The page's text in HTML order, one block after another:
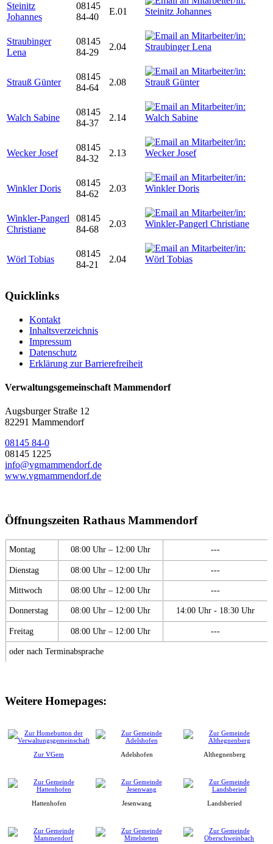
Steinitz
Johannes
08145
84-40
E.01
Straubinger
Lena
08145
84-29
2.04
Strauß Günter
08145
84-64
2.08
Walch Sabine
08145
84-37
2.14
Wecker Josef
08145
84-32
2.13
Winkler Doris
08145
84-62
2.03
Winkler-Pangerl
Christiane
08145
84-68
2.03
Wörl Tobias
08145
84-21
2.04
Quicklinks
Kontakt
Inhaltsverzeichnis
Impressum
Datenschutz
Erklärung zur Barrierefreiheit
Verwaltungsgemeinschaft Mammendorf
Augsburger Straße 12
82291 Mammendorf
08145 84-0
08145 1225
info@vgmammendorf.de
www.vgmammendorf.de
Öffnungszeiten Rathaus Mammendorf
Montag 08:00 Uhr – 12:00 Uhr ---
Dienstag 08:00 Uhr – 12:00 Uhr ---
Mittwoch 08:00 Uhr – 12:00 Uhr ---
Donnerstag 08:00 Uhr – 12:00 Uhr 14:00 Uhr - 18:30 Uhr
Freitag 08:00 Uhr – 12:00 Uhr ---
oder nach Terminabsprache
Weitere Homepages:
Zur VGem Adelshofen Althegnenberg
Hattenhofen Jesenwang Landsberied